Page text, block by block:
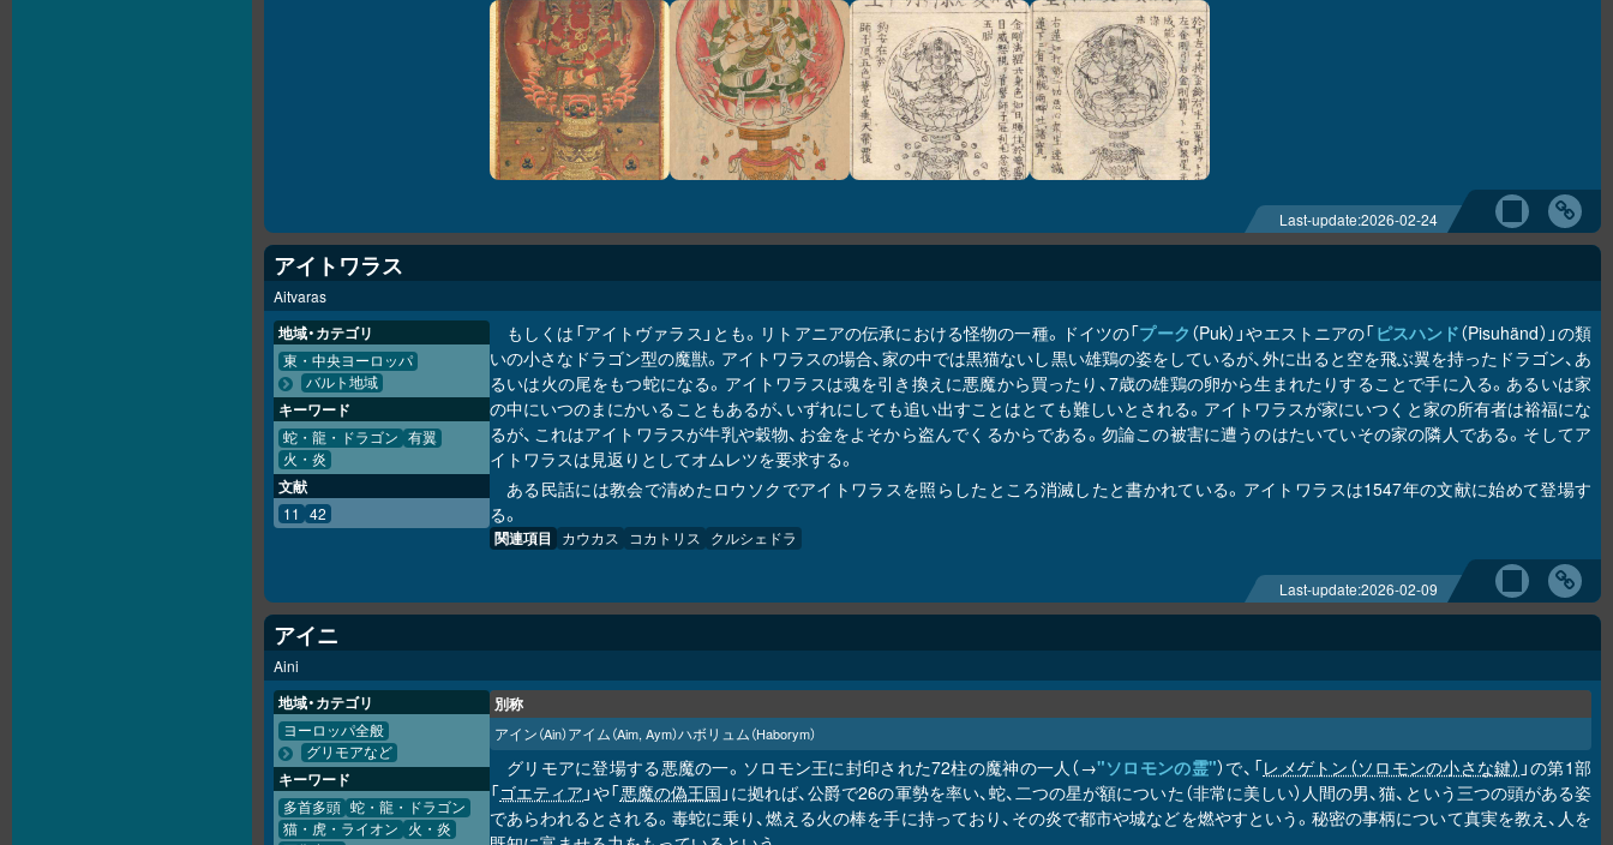
Last-update:2026-02-24
アイトワラス
Aitvaras
もしくは「アイトヴァラス」とも。リトアニアの伝承における怪物の一種。ドイツの「プーク （Puk）」やエストニアの「ピスハンド（Pisuhänd）」の類
いの小さなドラゴン型の魔獣。アイトワラスの場合、家の中では黒猫ないし黒い雄鶏の姿をしているが、外に出ると空を飛ぶ翼を持ったドラゴン、あ
るいは火の尾をもつ蛇になる。アイトワラスは魂を引き換えに悪魔から買ったり、7歳の雄鶏の卵から生まれたりすることで手に入る。あるいは家
の中にいつのまにかいることもあるが、いずれにしても追い出すことはとても難しいとされる。アイトワラスが家にいつくと家の所有者は裕福にな
るが、これはアイトワラスが牛乳や穀物、お金をよそから盗んでくるからである。勿論この被害に遭うのはたいていその家の隣人である。そしてア
イトワラスは見返りとしてオムレツを要求する。
ある民話には教会で清めたロウソクでアイトワラスを照らしたところ消滅したと書かれている。アイトワラスは1547年の文献に始めて登場す
る。
関連項目 カウカス コカトリス クルシェドラ
地域・カテゴリ
東・中央ヨーロッパ
バルト地域
キーワード
蛇・龍・ドラゴン
有翼
火・炎
文献
11 42
Last-update:2026-02-09
アイニ
Aini
別称
アイン（Ain）アイム（Aim, Aym）ハボリュム（Haborym）
グリモアに登場する悪魔の一。ソロモン王に封印された72柱の魔神の一人（→"ソロモンの霊"）で、「レメゲトン（ソロモンの小さな鍵） 」の第1部
「ゴエティア 」や「悪魔の偽王国 」に拠れば、公爵で26の軍勢を率い、蛇、二つの星が額についた（非常に美しい）人間の男、猫、という三つの頭がある姿
であらわれるとされる。毒蛇に乗り、燃える火の棒を手に持っており、その炎で都市や城などを燃やすという。秘密の事柄について真実を教え、人を
地域・カテゴリ
ヨーロッパ全般
グリモアなど
キーワード
多首多頭 蛇・龍・ドラゴン
猫・虎・ライオン
火・炎